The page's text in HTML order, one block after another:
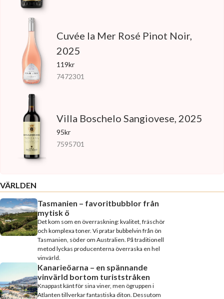
Cuvée la Mer Rosé Pinot Noir,
2025
119kr
7472301
Villa Boschelo Sangiovese, 2025
95kr
7595701
VÄRLDEN
Tasmanien – favoritbubblor från
mytisk ö
Det kom som en överraskning: kvalitet, fräschör
och komplexa toner. Vi pratar bubbelvin från ön
Tasmanien, söder om Australien. På traditionell
metod lyckas producenterna överraska en hel
vinvärld.
Kanarieöarna – en spännande
vinvärld bortom turiststråken
Knappast känt för sina viner, men ögruppen i
Atlanten tillverkar fantastiska diton. Dessutom